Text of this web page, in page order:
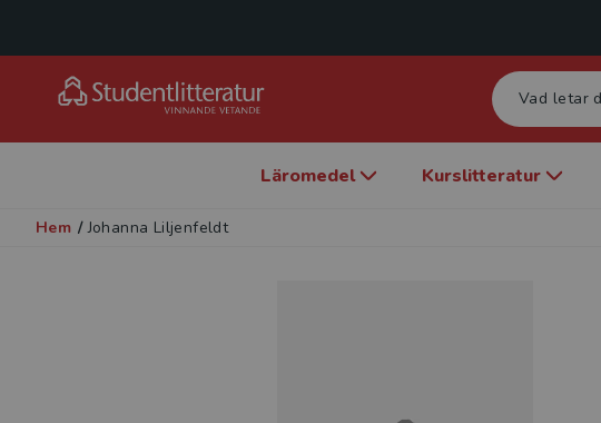
Läromedel Kurslitteratur
Hem / Johanna Liljenfeldt